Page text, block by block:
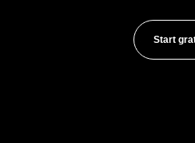
Start